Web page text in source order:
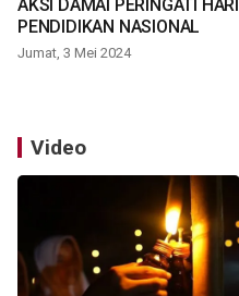
AKSI DAMAI PERINGATI HARI
PENDIDIKAN NASIONAL
Jumat, 3 Mei 2024
Video